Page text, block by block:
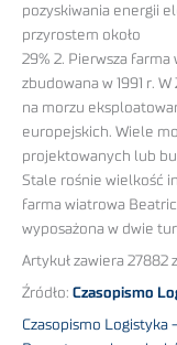
pozyskiwania energii
przyrostem około
29% 2. Pierwsza
zbudowana w 1991 r.
na morzu
europejskich. Wiele
projektowanych lub
Stale rośnie wielkość
farma wiatrowa
wyposażona w dwie
Artykuł zawiera 27882
Źródło: Czasopismo
Czasopismo Logistyka